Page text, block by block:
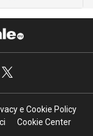
e Cookie Policy
Cookie Center